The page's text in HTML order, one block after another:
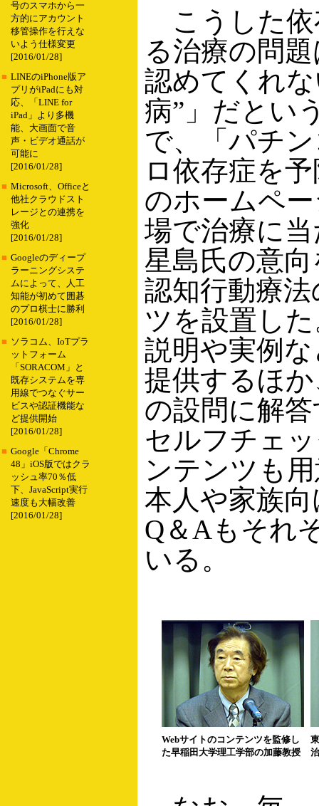
号のスマホから一
方的にアカウント
移管操作を行えな
いよう仕様変更
[2016/01/28]
■ LINEのiPhone版ア
プリがiPadにも対
応、「LINE for
iPad」より多機
能、大画面で音
声・ビデオ通話が
可能に
[2016/01/28]
■ Microsoft、Officeと
他社クラウドスト
レージとの連携を
強化
[2016/01/28]
■ Googleのディープ
ラーニングシステ
ムによって、人工
知能が初めて囲碁
のプロ棋士に勝利
[2016/01/28]
■ ソラコム、IoTプラ
ットフォーム
「SORACOM」と
既存システムを専
用線でつなぐサー
ビスや認証機能な
ど提供開始
[2016/01/28]
■ Google「Chrome
48」iOS版ではクラ
ッシュ率70％低
下、JavaScript実行
速度も大幅改善
[2016/01/28]
こうした依
る治療の問
認めてくれ
病”」だとい
で、「パチ
ロ依存症を
のホームペ
場で治療に
星島氏の意
認知行動療
ツを設置し
説明や実例
提供するほ
の設問に解
セルフチェ
ンテンツも
本人や家族
Q＆Aもそれ
いる。
Webサイトのコンテンツを監修し
た早稲田大学理工学部の加藤教授